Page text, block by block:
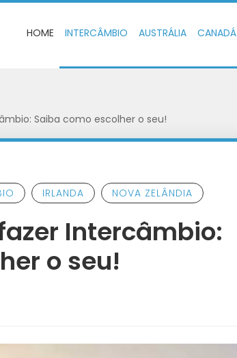
HOME INTERCÂMBIO AUSTRÁLIA CANADÁ
Saiba como escolher o seu!
IRLANDA NOVA ZELÂNDIA
Intercâmbio:
o seu!